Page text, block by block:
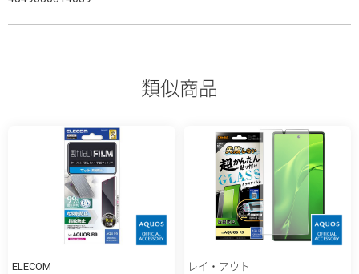
類似商品
ELECOM
レイ・アウト